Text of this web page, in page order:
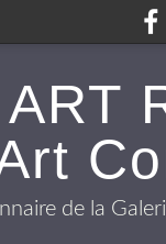
de la